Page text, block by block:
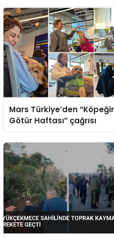
Mars Türkiye’den
Götür Haftası” çağrısı